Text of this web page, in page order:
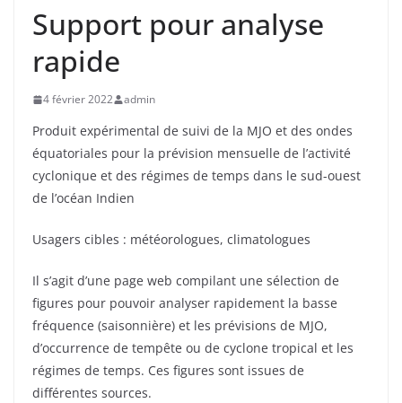
Support pour analyse
rapide
4 février 2022 admin
Produit expérimental de suivi de la MJO et des ondes
équatoriales pour la prévision mensuelle de l’activité
cyclonique et des régimes de temps dans le sud-ouest
de l’océan Indien
Usagers cibles : météorologues, climatologues
Il s’agit d’une page web compilant une sélection de
figures pour pouvoir analyser rapidement la basse
fréquence (saisonnière) et les prévisions de MJO,
d’occurrence de tempête ou de cyclone tropical et les
régimes de temps. Ces figures sont issues de
différentes sources.